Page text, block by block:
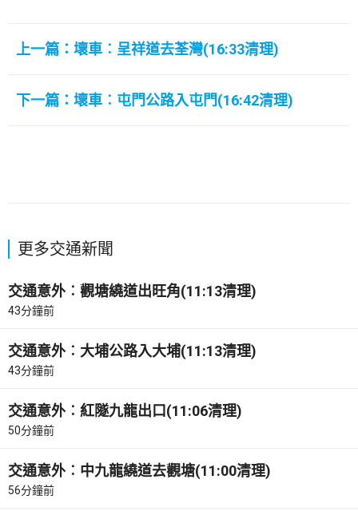
上一篇：壞車︰呈祥道去荃灣(16:33清理)
下一篇：壞車︰屯門公路入屯門(16:42清理)
更多交通新聞
交通意外︰觀塘繞道出旺角(11:13清理)
43分鐘前
交通意外︰大埔公路入大埔(11:13清理)
43分鐘前
交通意外︰紅隧九龍出口(11:06清理)
50分鐘前
交通意外︰中九龍繞道去觀塘(11:00清理)
56分鐘前